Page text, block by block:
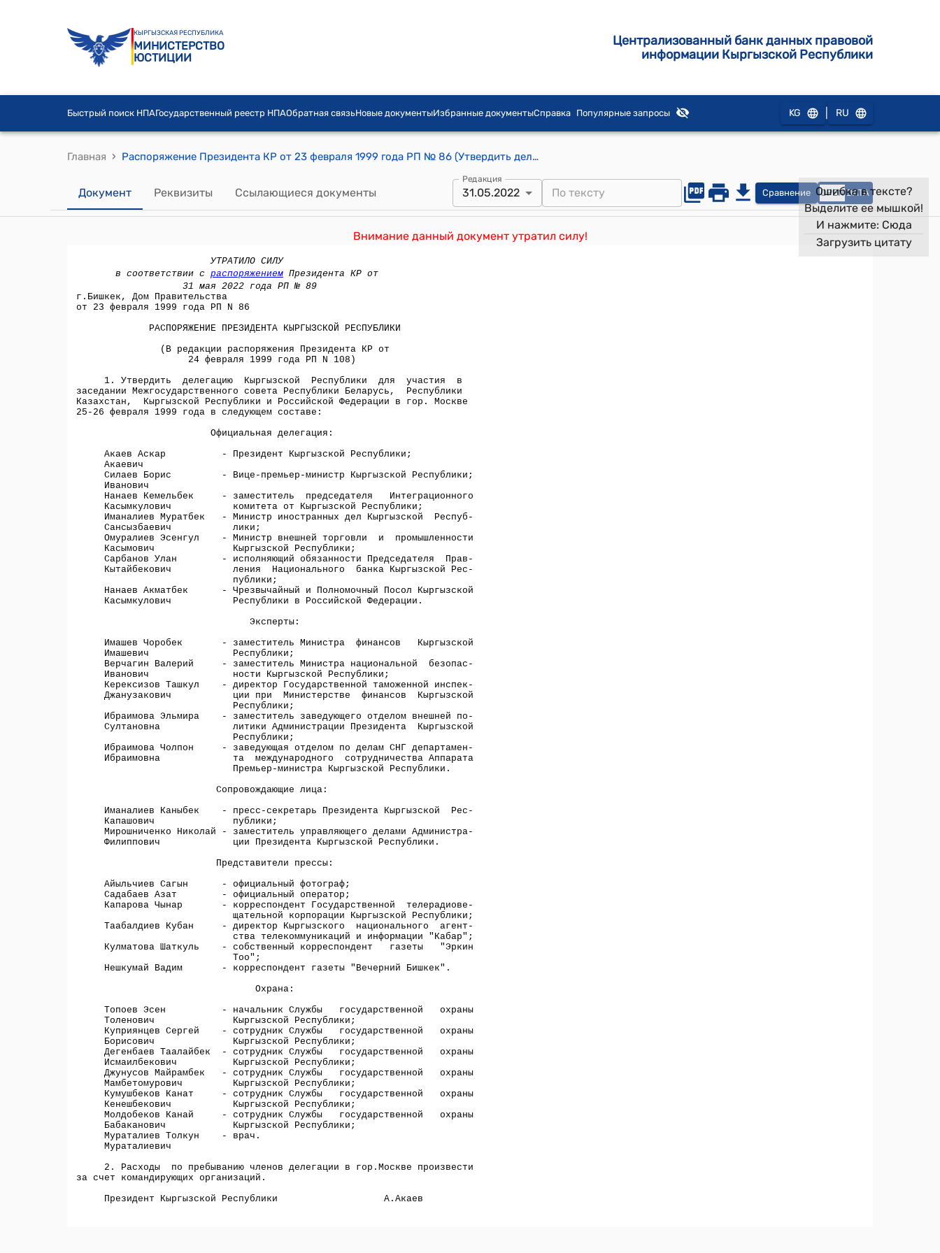
КЫРГЫЗСКАЯ РЕСПУБЛИКА
МИНИСТЕРСТВО
ЮСТИЦИИ
Централизованный банк данных правовой
информации Кыргызской Республики
Быстрый поиск НПАГосударственный реестр НПАОбратная связьНовые документыИзбранные документыСправка Популярные запросы KG RU
Главная › Распоряжение Президента КР от 23 февраля 1999 года РП № 86 (Утвердить делегацию Кыргызской Республики для участия в заседании Межгосударственного совета Республики Беларусь, Республики Казахстан, Кыргызской Республики и Российской Федерации в гор. Москве)
Документ Реквизиты Ссылающиеся документы
Редакция
31.05.2022 Сравнение OPEN DATA
Внимание данный документ утратил силу!
Ошибка в тексте?
Выделите ее мышкой!
И нажмите: Сюда
Загрузить цитату